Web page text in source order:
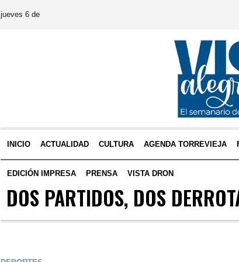
jueves 6 de
INICIO ACTUALIDAD CULTURA AGENDA TORREVIEJA
EDICIÓN IMPRESA PRENSA VISTA DRON
DOS PARTIDOS, DOS